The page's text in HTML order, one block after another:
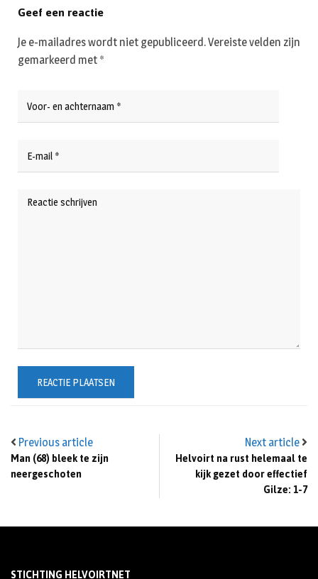
Previous article
Man (68) bleek te zijn
neergeschoten
Next article
Helvoirt na rust helemaal te
kijk gezet door effectief
Gilze: 1-7
Geef een reactie
Je e-mailadres wordt niet gepubliceerd.Vereiste velden zijn
gemarkeerd met *
STICHTING HELVOIRTNET